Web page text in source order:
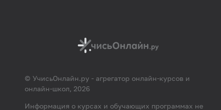
© УчисьОнлайн.ру - агрегатор онлайн-курсов и
онлайн-школ, 2026
Информация о курсах и обучающих программах не